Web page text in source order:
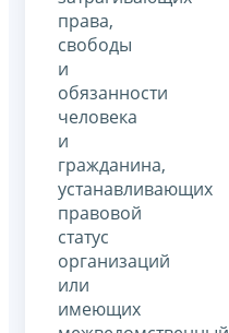
права,
свободы
и
обязанности
человека
и
гражданина,
устанавливающих
правовой
статус
организаций
или
имеющих